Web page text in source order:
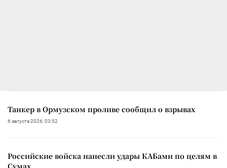
Танкер в Ормузском проливе сообщил о взрывах
6 августа 2026, 03:52
Российские войска нанесли удары КАБами по целям в
Сумах